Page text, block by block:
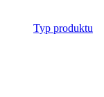
Typ produktu